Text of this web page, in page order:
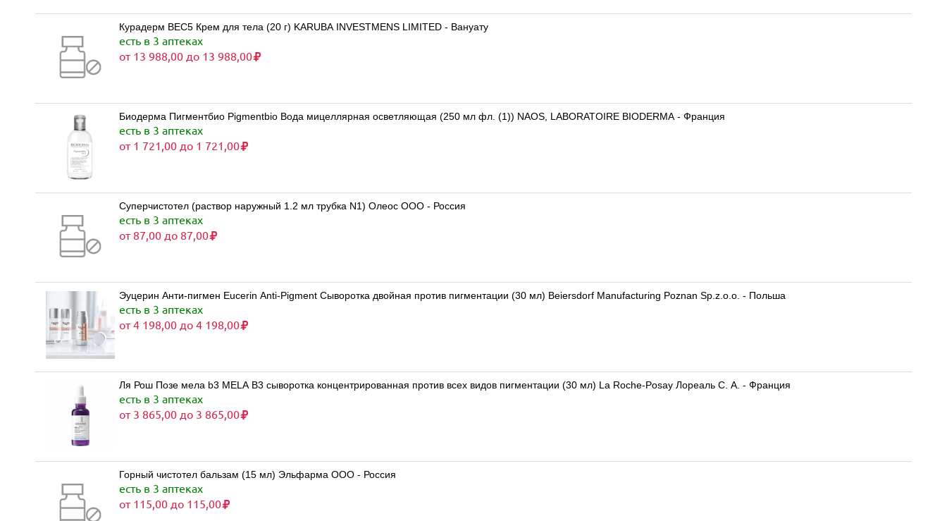
Курадерм BEC5 Крем для тела (20 г) KARUBA INVESTMENS LIMITED - Вануату
есть в 3 аптеках
от 13 988,00 до 13 988,00
Биодерма Пигментбио Pigmentbio Вода мицеллярная осветляющая (250 мл фл. (1)) NAOS, LABORATOIRE BIODERMA - Франция
есть в 3 аптеках
от 1 721,00 до 1 721,00
Суперчистотел (раствор наружный 1.2 мл трубка N1) Олеос ООО - Россия
есть в 3 аптеках
от 87,00 до 87,00
Эуцерин Анти-пигмен Eucerin Anti-Pigment Сыворотка двойная против пигментации (30 мл) Beiersdorf Manufacturing Poznan Sp.z.o.o. - Польша
есть в 3 аптеках
от 4 198,00 до 4 198,00
Ля Рош Позе мела b3 MELA B3 сыворотка концентрированная против всех видов пигментации (30 мл) La Roche-Posay Лореаль С. А. - Франция
есть в 3 аптеках
от 3 865,00 до 3 865,00
Горный чистотел бальзам (15 мл) Эльфарма ООО - Россия
есть в 3 аптеках
от 115,00 до 115,00